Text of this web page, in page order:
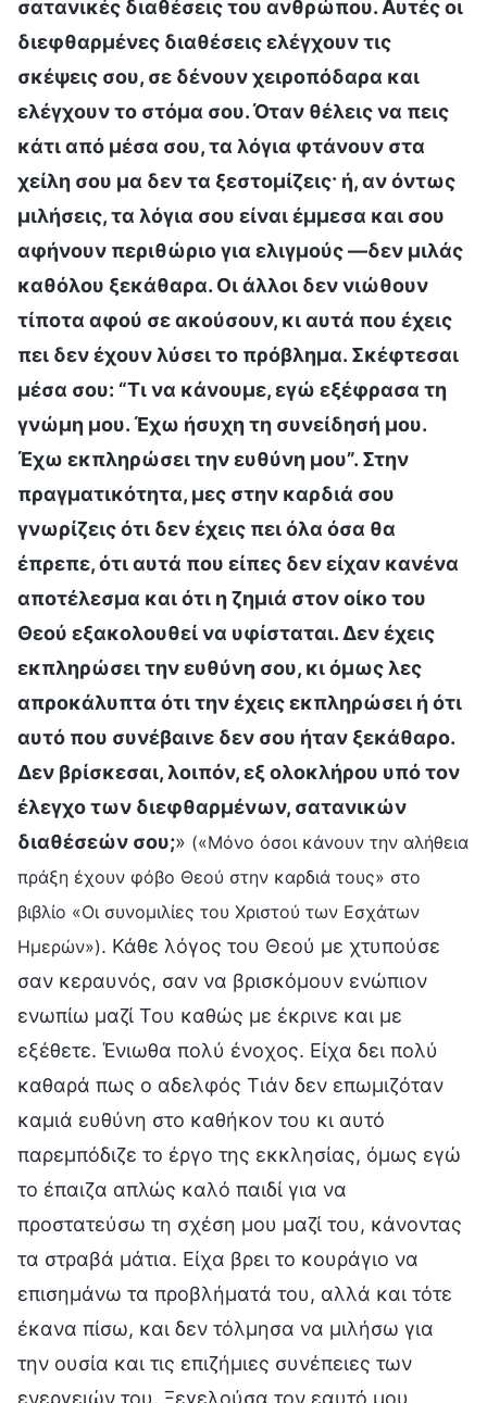
σατανικές διαθέσεις του ανθρώπου. Αυτές οι
διεφθαρμένες διαθέσεις ελέγχουν τις
σκέψεις σου, σε δένουν χειροπόδαρα και
ελέγχουν το στόμα σου. Όταν θέλεις να πεις
κάτι από μέσα σου, τα λόγια φτάνουν στα
χείλη σου μα δεν τα ξεστομίζεις· ή, αν όντως
μιλήσεις, τα λόγια σου είναι έμμεσα και σου
αφήνουν περιθώριο για ελιγμούς —δεν μιλάς
καθόλου ξεκάθαρα. Οι άλλοι δεν νιώθουν
τίποτα αφού σε ακούσουν, κι αυτά που έχεις
πει δεν έχουν λύσει το πρόβλημα. Σκέφτεσαι
μέσα σου: “Τι να κάνουμε, εγώ εξέφρασα τη
γνώμη μου. Έχω ήσυχη τη συνείδησή μου.
Έχω εκπληρώσει την ευθύνη μου”. Στην
πραγματικότητα, μες στην καρδιά σου
γνωρίζεις ότι δεν έχεις πει όλα όσα θα
έπρεπε, ότι αυτά που είπες δεν είχαν κανένα
αποτέλεσμα και ότι η ζημιά στον οίκο του
Θεού εξακολουθεί να υφίσταται. Δεν έχεις
εκπληρώσει την ευθύνη σου, κι όμως λες
απροκάλυπτα ότι την έχεις εκπληρώσει ή ότι
αυτό που συνέβαινε δεν σου ήταν ξεκάθαρο.
Δεν βρίσκεσαι, λοιπόν, εξ ολοκλήρου υπό τον
έλεγχο των διεφθαρμένων, σατανικών
διαθέσεών σου;» («Μόνο όσοι κάνουν την αλήθεια
πράξη έχουν φόβο Θεού στην καρδιά τους» στο
βιβλίο «Οι συνομιλίες του Χριστού των Εσχάτων
Ημερών»). Κάθε λόγος του Θεού με χτυπούσε
σαν κεραυνός, σαν να βρισκόμουν ενώπιον
ενωπίω μαζί Του καθώς με έκρινε και με
εξέθετε. Ένιωθα πολύ ένοχος. Είχα δει πολύ
καθαρά πως ο αδελφός Τιάν δεν επωμιζόταν
καμιά ευθύνη στο καθήκον του κι αυτό
παρεμπόδιζε το έργο της εκκλησίας, όμως εγώ
το έπαιζα απλώς καλό παιδί για να
προστατεύσω τη σχέση μου μαζί του, κάνοντας
τα στραβά μάτια. Είχα βρει το κουράγιο να
επισημάνω τα προβλήματά του, αλλά και τότε
έκανα πίσω, και δεν τόλμησα να μιλήσω για
την ουσία και τις επιζήμιες συνέπειες των
ενεργειών του. Ξεγελούσα τον εαυτό μου